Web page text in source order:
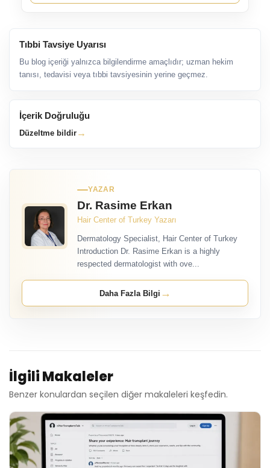
Tıbbi Tavsiye Uyarısı
Bu blog içeriği yalnızca bilgilendirme amaçlıdır; uzman hekim
tanısı, tedavisi veya tıbbi tavsiyesinin yerine geçmez.
İçerik Doğruluğu
Düzeltme bildir →
YAZAR
Dr. Rasime Erkan
Hair Center of Turkey Yazarı
Dermatology Specialist, Hair Center of Turkey
Introduction Dr. Rasime Erkan is a highly
respected dermatologist with ove...
Daha Fazla Bilgi →
İlgili Makaleler
Benzer konulardan seçilen diğer makaleleri keşfedin.